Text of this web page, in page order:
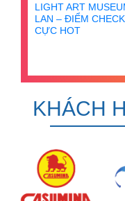
LIGHT ART
LAN – ĐIỂM
CỰC HOT
KHÁCH